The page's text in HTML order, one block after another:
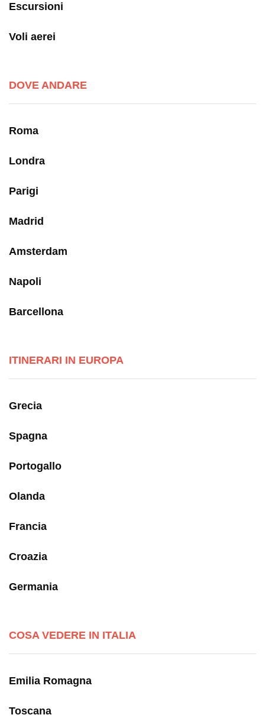
Escursioni
Voli aerei
DOVE ANDARE
Roma
Londra
Parigi
Madrid
Amsterdam
Napoli
Barcellona
ITINERARI IN EUROPA
Grecia
Spagna
Portogallo
Olanda
Francia
Croazia
Germania
COSA VEDERE IN ITALIA
Emilia Romagna
Toscana